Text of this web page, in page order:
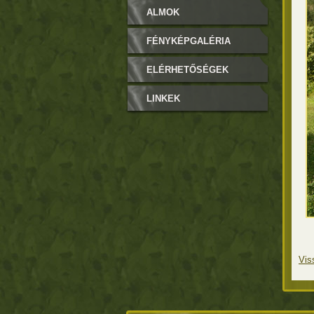
ALMOK
FÉNYKÉPGALÉRIA
ELÉRHETŐSÉGEK
LINKEK